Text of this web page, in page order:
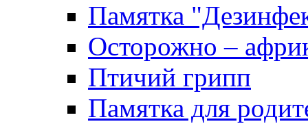
Памятка
Осторожно –
Птичий грипп
Памятка для